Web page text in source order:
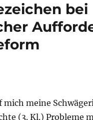
bei
mich meine
(3. Kl.) Probleme